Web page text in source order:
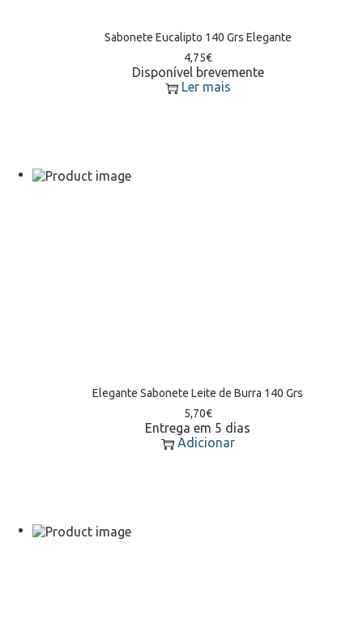
Sabonete Eucalipto 140 Grs Elegante
4,75€
Disponível brevemente
Ler mais
Elegante Sabonete Leite de Burra 140 Grs
5,70€
Entrega em 5 dias
Adicionar